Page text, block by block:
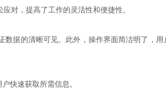
对，提高了工作的灵活性和便捷性。
据的清晰可见。此外，操作界面简洁明了，用
快速获取所需信息。